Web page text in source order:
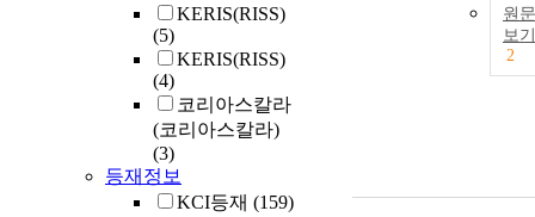
KERIS(RISS)
(5)
KERIS(RISS)
(4)
코리아스칼라
(코리아스칼라)
(3)
등재정보
KCI등재 (159)
원문
보기
2